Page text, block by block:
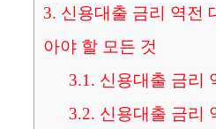
3. 신용대출 금리 역전
아야 할 모든 것
3.1. 신용대출 금리
3.2. 신용대출 금리